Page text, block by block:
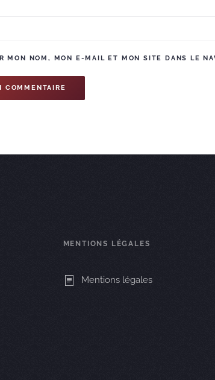
MON NOM, MON E-MAIL ET MON SITE DANS LE
COMMENTAIRE
MENTIONS LÉGALES
Mentions légales